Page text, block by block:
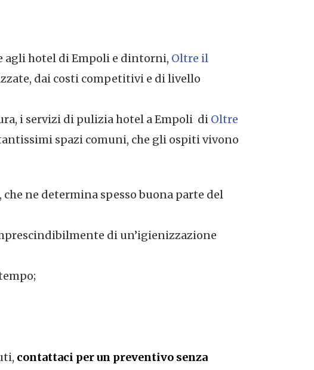
agli hotel di Empoli e dintorni, Oltre il
dai costi competitivi e di livello
i servizi di pulizia hotel a Empoli di Oltre
spazi comuni, che gli ospiti vivono
ne determina spesso buona parte del
di un’igienizzazione
contattaci per un preventivo senza